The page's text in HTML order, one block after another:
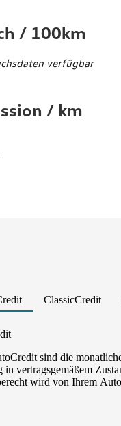
/ 100km
verfügbar
/ km
ClassicCredit
sind die
in vertragsgemäßem
wird von Ihrem